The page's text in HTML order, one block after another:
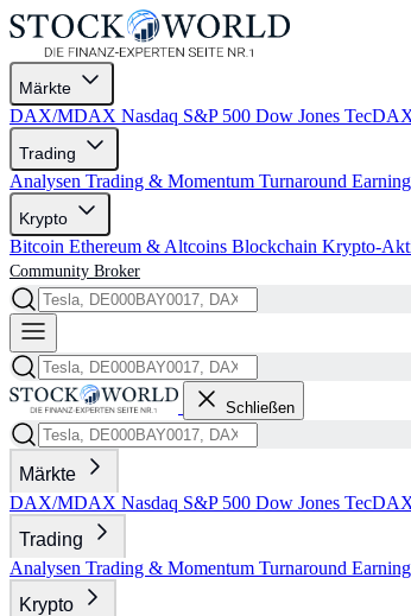
Märkte
DAX/MDAX Nasdaq S&P 500 Dow Jones
Trading
Analysen Trading & Momentum Turnaround
Krypto
Bitcoin Ethereum & Altcoins Blockchain Krypto-
Community Broker
Schließen
Märkte
DAX/MDAX Nasdaq S&P 500 Dow Jones
Trading
Analysen Trading & Momentum Turnaround
Krypto